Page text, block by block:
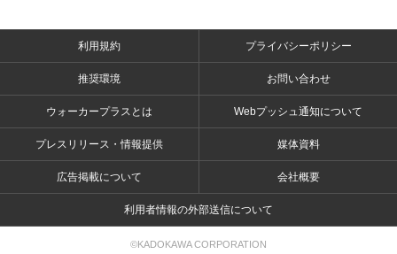
利用規約 プライバシーポリシー
推奨環境 お問い合わせ
ウォーカープラスとは Webプッシュ通知について
プレスリリース・情報提供 媒体資料
広告掲載について 会社概要
利用者情報の外部送信について
©KADOKAWA CORPORATION